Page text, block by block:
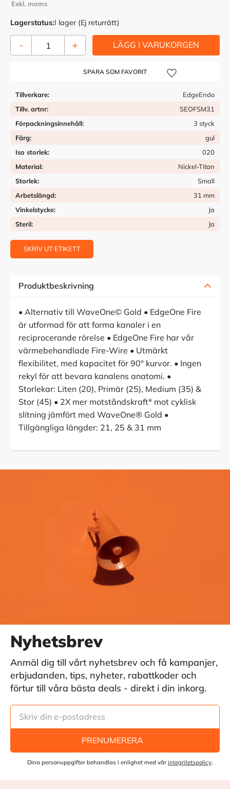
Lagerstatus I lager (Ej returrätt)
+
-
Lägg till i önskelista
Tillverkare
EdgeEndo
Tillv. artnr
SEOFSM31
Förpackningsinnehåll
3 styck
Färg
gul
Iso storlek
020
Material
Nickel-Titan
Storlek
Small
Arbetslängd
31 mm
Vinkelstycke
Ja
Steril
Ja
SKRIV UT ETIKETT
Produktbeskrivning
• Alternativ till WaveOne© Gold • EdgeOne Fire
är utformad för att forma kanaler i en
reciprocerande rörelse • EdgeOne Fire har vår
värmebehandlade Fire-Wire • Utmärkt
flexibilitet, med kapacitet för 90° kurvor. • Ingen
rekyl för att bevara kanalens anatomi. •
Storlekar: Liten (20), Primär (25), Medium (35) &
Stor (45) • 2X mer motståndskraft* mot cyklisk
slitning jämfört med WaveOne® Gold •
Tillgängliga längder: 21, 25 & 31 mm
Nyhetsbrev
Anmäl dig till vårt nyhetsbrev och få kampanjer,
erbjudanden, tips, nyheter, rabattkoder och
förtur till våra bästa deals - direkt i din inkorg.
PRENUMERERA
Dina personuppgifter behandlas i enlighet med vår integritetspolicy.